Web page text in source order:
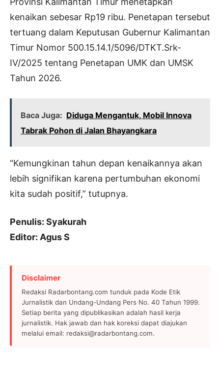
kenaikan sebesar Rp19 ribu. Penetapan tersebut
tertuang dalam Keputusan Gubernur Kalimantan
Timur Nomor 500.15.14.1/5096/DTKT.Srk-
IV/2025 tentang Penetapan UMK dan UMSK
Tahun 2026.
Baca Juga: Diduga Mengantuk, Mobil Innova
Tabrak Pohon di Jalan Bhayangkara
“Kemungkinan tahun depan kenaikannya akan
lebih signifikan karena pertumbuhan ekonomi
kita sudah positif,” tutupnya.
Penulis: Syakurah
Editor: Agus S
Disclaimer
Redaksi Radarbontang.com tunduk pada Kode Etik
Jurnalistik dan Undang-Undang Pers No. 40 Tahun 1999.
Setiap berita yang dipublikasikan adalah hasil kerja
jurnalistik. Hak jawab dan hak koreksi dapat diajukan
melalui email: redaksi@radarbontang.com.